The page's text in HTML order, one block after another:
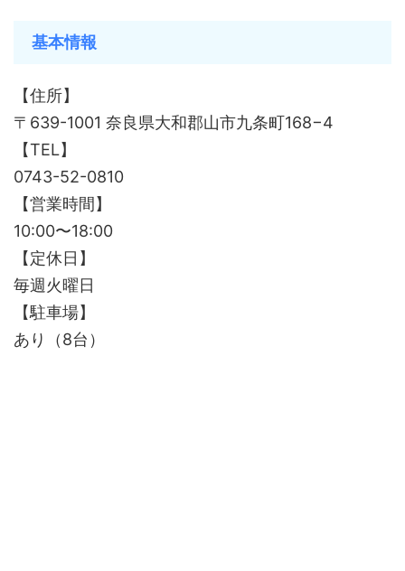
基本情報
【住所】
〒639-1001 奈良県大和郡山市九条町168−4
【TEL】
0743-52-0810
【営業時間】
10:00〜18:00
【定休日】
毎週火曜日
【駐車場】
あり（8台）